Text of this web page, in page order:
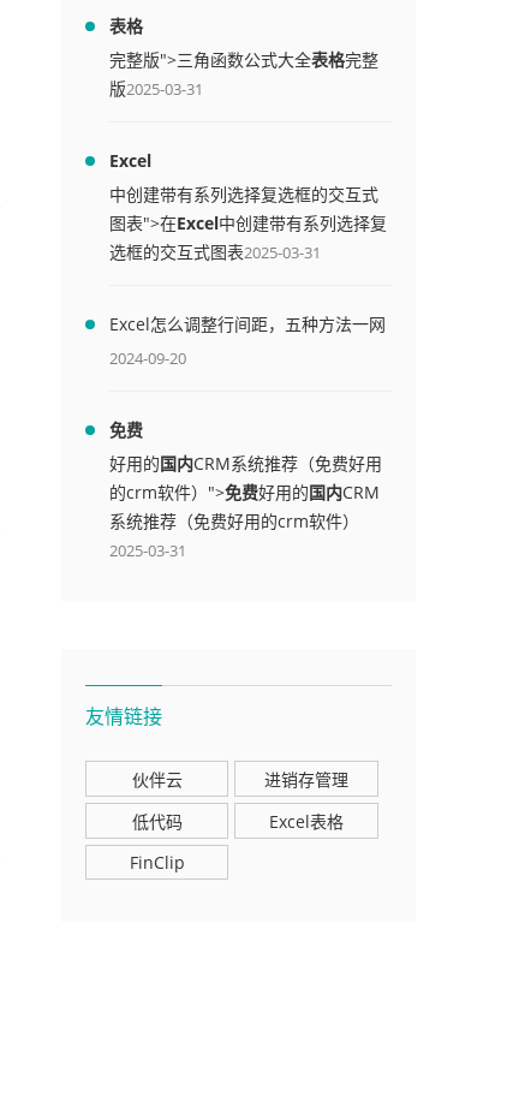
表格
完整版">三角函数公式大全表格完整
版2025-03-31
Excel
中创建带有系列选择复选框的交互式
图表">在Excel中创建带有系列选择复
选框的交互式图表2025-03-31
Excel怎么调整行间距，五种方法一网
打尽
2024-09-20
免费
好用的国内CRM系统推荐（免费好用
的crm软件）">免费好用的国内CRM
系统推荐（免费好用的crm软件）
2025-03-31
友情链接
伙伴云
进销存管理
低代码
Excel表格
FinClip